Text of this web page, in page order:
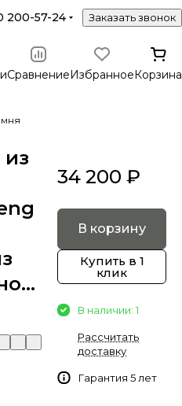
200-57-24 Заказать звонок
СравнениеИзбранноеКорзина
34 200 ₽
В корзину
Купить в 1
клик
В наличии: 1
Рассчитать
доставку
Гарантия 5 лет